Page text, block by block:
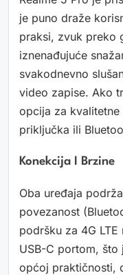
je puno draže
praksi, zvuk preko
iznenađujuće
svakodnevno
video zapise. Ako
opcija za
priključka ili
Konekcija I Brzine
Oba uređaja
povezanost
podršku za 4G
USB-C portom, što
općoj praktičnosti,